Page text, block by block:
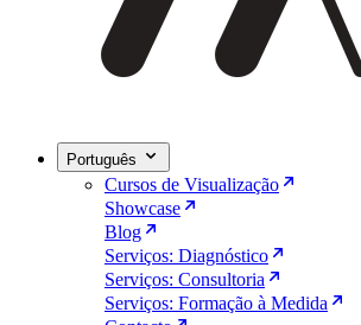
Português
Cursos de Visualização
Showcase
Blog
Serviços: Diagnóstico
Serviços: Consultoria
Serviços: Formação à Medida